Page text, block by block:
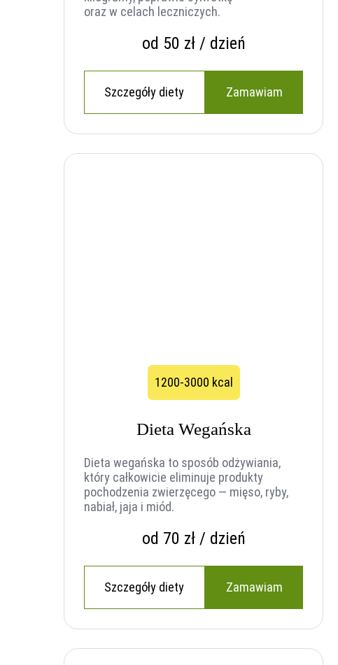
oraz w celach leczniczych.
od 50 zł / dzień
Szczegóły diety Zamawiam
1200-3000 kcal
Dieta Wegańska
Dieta wegańska to sposób odżywiania,
który całkowicie eliminuje produkty
pochodzenia zwierzęcego — mięso, ryby,
nabiał, jaja i miód.
od 70 zł / dzień
Szczegóły diety Zamawiam